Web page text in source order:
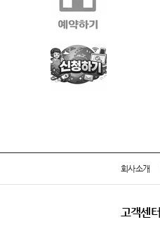
회사소개
고객센터